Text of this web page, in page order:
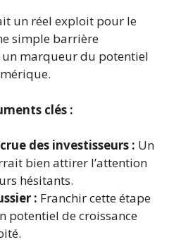
un réel exploit pour le
simple barrière
un marqueur du potentiel
clés :
des investisseurs : Un
bien attirer l’attention
hésitants.
: Franchir cette étape
potentiel de croissance